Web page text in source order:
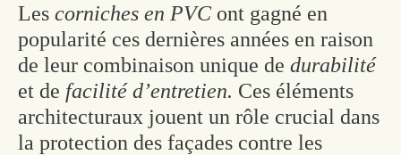
Les corniches en PVC ont gagné en
popularité ces dernières années en raison
de leur combinaison unique de durabilité
et de facilité d’entretien. Ces éléments
architecturaux jouent un rôle crucial dans
la protection des façades contre les